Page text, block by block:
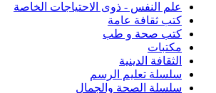
علم النفس - ذوى الاحتياجات الخاصة
كتب ثقافة عامة
كتب صحة و طب
مكتبات
الثقافة الدينية
سلسلة تعليم الرسم
سلسلة الصحة والجمال